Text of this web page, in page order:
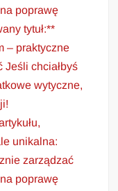
poprawę
tytuł:**
– praktyczne
Jeśli chciałbyś
wytyczne,
unikalna:
zarządzać
poprawę